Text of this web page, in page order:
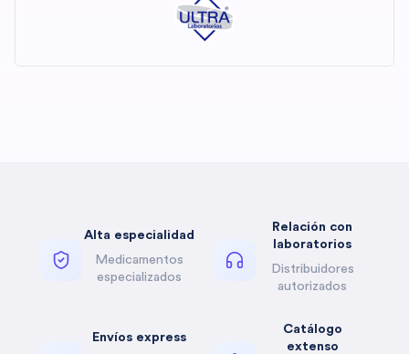
Alta especialidad
Medicamentos
especializados
Relación con
laboratorios
Distribuidores
autorizados
Envíos express
Catálogo
extenso